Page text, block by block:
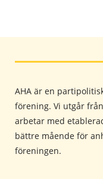
AHA är en
förening. Vi utgår
arbetar med
bättre mående för
föreningen.